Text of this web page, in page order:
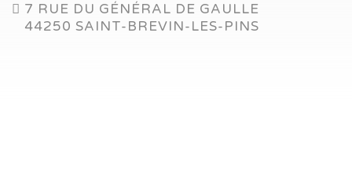
7 RUE DU GÉNÉRAL DE GAULLE
44250 SAINT-BREVIN-LES-PINS